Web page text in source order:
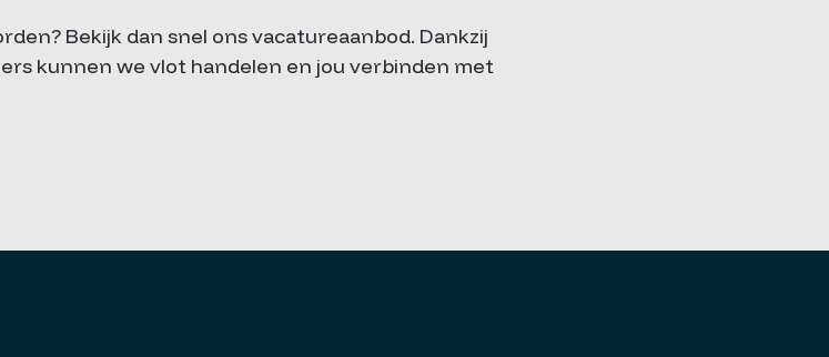
Bekijk dan snel ons vacatureaanbod. Dankzij
kunnen we vlot handelen en jou verbinden met